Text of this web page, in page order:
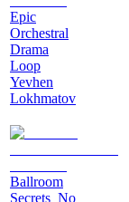
Epic
Orchestral
Drama
Loop
Yevhen
Lokhmatov
Ballroom
Secrets_No